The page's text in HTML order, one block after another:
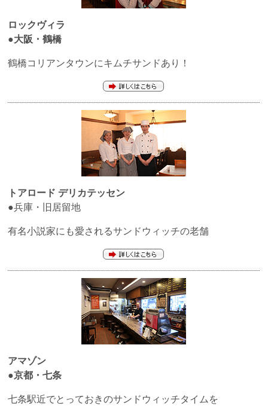
ロックヴィラ
●大阪・鶴橋
鶴橋コリアンタウンにキムチサンドあり！
トアロード デリカテッセン
●兵庫・旧居留地
有名小説家にも愛されるサンドウィッチの老舗
アマゾン
●京都・七条
七条駅近でとっておきのサンドウィッチタイムを